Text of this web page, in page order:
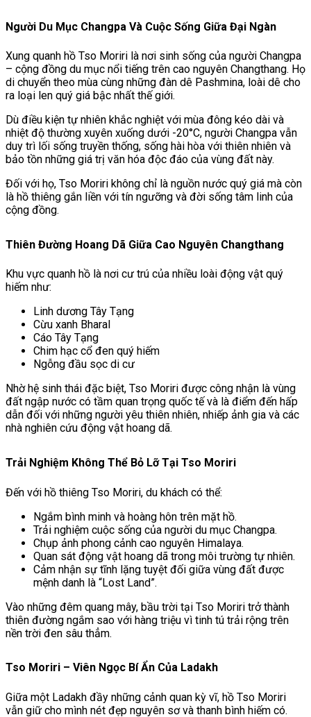
Người Du Mục Changpa Và Cuộc Sống Giữa Đại Ngàn
Xung quanh hồ Tso Moriri là nơi sinh sống của người Changpa
– cộng đồng du mục nổi tiếng trên cao nguyên Changthang. Họ
di chuyển theo mùa cùng những đàn dê Pashmina, loài dê cho
ra loại len quý giá bậc nhất thế giới.
Dù điều kiện tự nhiên khắc nghiệt với mùa đông kéo dài và
nhiệt độ thường xuyên xuống dưới -20°C, người Changpa vẫn
duy trì lối sống truyền thống, sống hài hòa với thiên nhiên và
bảo tồn những giá trị văn hóa độc đáo của vùng đất này.
Đối với họ, Tso Moriri không chỉ là nguồn nước quý giá mà còn
là hồ thiêng gắn liền với tín ngưỡng và đời sống tâm linh của
cộng đồng.
Thiên Đường Hoang Dã Giữa Cao Nguyên Changthang
Khu vực quanh hồ là nơi cư trú của nhiều loài động vật quý
hiếm như:
Linh dương Tây Tạng
Cừu xanh Bharal
Cáo Tây Tạng
Chim hạc cổ đen quý hiếm
Ngỗng đầu sọc di cư
Nhờ hệ sinh thái đặc biệt, Tso Moriri được công nhận là vùng
đất ngập nước có tầm quan trọng quốc tế và là điểm đến hấp
dẫn đối với những người yêu thiên nhiên, nhiếp ảnh gia và các
nhà nghiên cứu động vật hoang dã.
Trải Nghiệm Không Thể Bỏ Lỡ Tại Tso Moriri
Đến với hồ thiêng Tso Moriri, du khách có thể:
Ngắm bình minh và hoàng hôn trên mặt hồ.
Trải nghiệm cuộc sống của người du mục Changpa.
Chụp ảnh phong cảnh cao nguyên Himalaya.
Quan sát động vật hoang dã trong môi trường tự nhiên.
Cảm nhận sự tĩnh lặng tuyệt đối giữa vùng đất được
mệnh danh là “Lost Land”.
Vào những đêm quang mây, bầu trời tại Tso Moriri trở thành
thiên đường ngắm sao với hàng triệu vì tinh tú trải rộng trên
nền trời đen sâu thẳm.
Tso Moriri – Viên Ngọc Bí Ẩn Của Ladakh
Giữa một Ladakh đầy những cảnh quan kỳ vĩ, hồ Tso Moriri
vẫn giữ cho mình nét đẹp nguyên sơ và thanh bình hiếm có.